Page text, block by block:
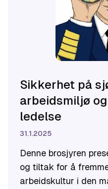
Sikkerhet på
arbeidsmiljø
ledelse
31.1.2025
Denne brosjyren
og tiltak for å
arbeidskultur i den